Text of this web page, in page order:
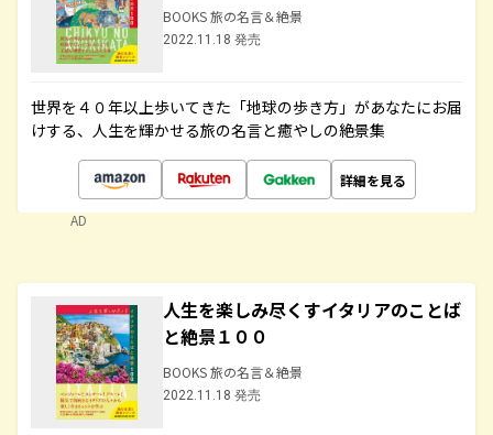
BOOKS 旅の名言＆絶景
2022.11.18 発売
世界を４０年以上歩いてきた「地球の歩き方」があなたにお届
けする、人生を輝かせる旅の名言と癒やしの絶景集
詳細を見る
AD
人生を楽しみ尽くすイタリアのことば
と絶景１００
BOOKS 旅の名言＆絶景
2022.11.18 発売